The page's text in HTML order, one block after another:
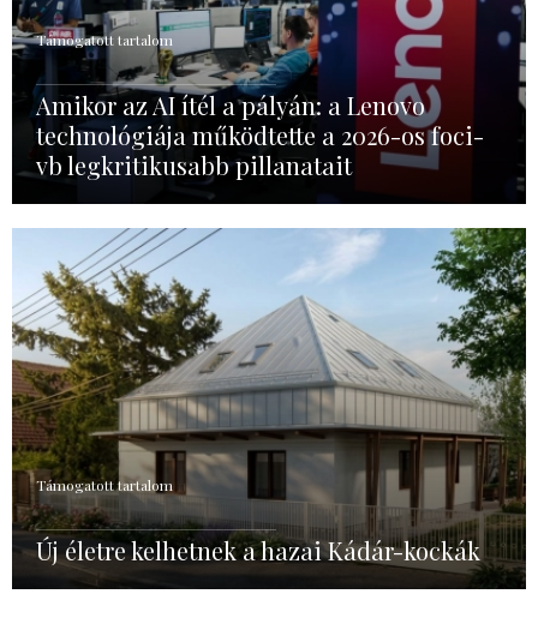
Támogatott tartalom
Amikor az AI ítél a pályán: a Lenovo
technológiája működtette a 2026-os foci-
vb legkritikusabb pillanatait
Támogatott tartalom
Új életre kelhetnek a hazai Kádár-kockák